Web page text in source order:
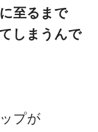
至るまで
しまうんで
プが